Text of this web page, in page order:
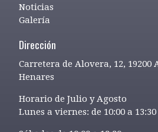
Noticias
Galería
Dirección
Carretera de Alovera, 12, 19200
Henares
Horario de Julio y Agosto
Lunes a viernes: de 10:00 a